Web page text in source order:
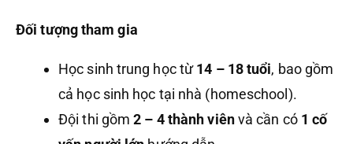
Đối tượng tham gia
Học sinh trung học từ14 – 18 tuổi, bao gồm
cả học sinh học tại nhà (homeschool).
Đội thi gồm2 – 4 thành viênvà cần có 1 cố